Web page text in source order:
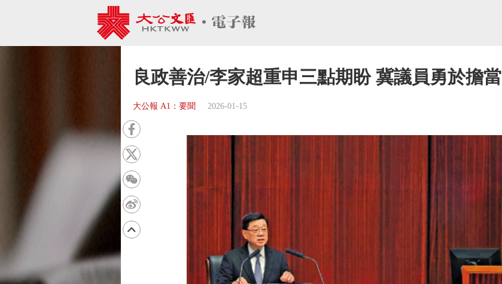
良政善治/李家超重申三點期盼 冀議員勇於擔當
大公報 A1：要聞 2026-01-15